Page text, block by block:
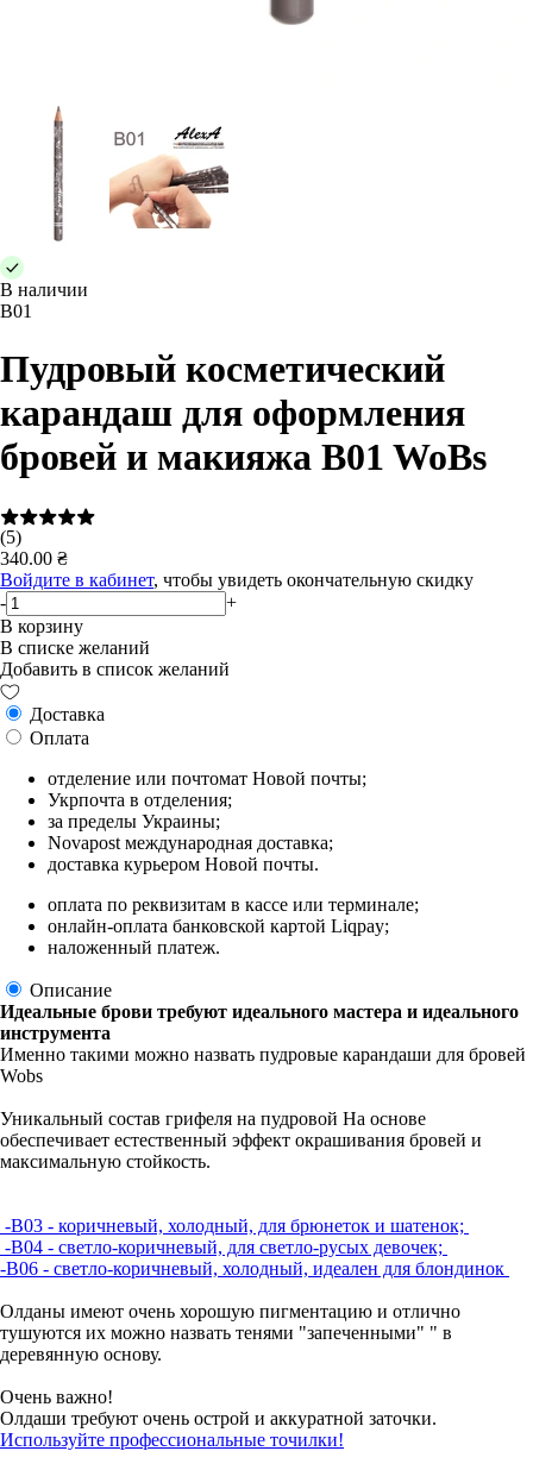
В наличии
B01
Пудровый косметический
карандаш для оформления
бровей и макияжа B01 WoBs
(5)
340.00 ₴
Войдите в кабинет, чтобы увидеть окончательную скидку
-
+
В корзину
В списке желаний
Добавить в список желаний
Доставка
Оплата
отделение или почтомат Новой почты;
Укрпочта в отделения;
за пределы Украины;
Novapost международная доставка;
доставка курьером Новой почты.
оплата по реквизитам в кассе или терминале;
онлайн-оплата банковской картой Liqpay;
наложенный платеж.
Описание
Идеальные брови требуют идеального мастера и идеального
инструмента
Именно такими можно назвать пудровые карандаши для бровей
Wobs
Уникальный состав грифеля на пудровой На основе
обеспечивает естественный эффект окрашивания бровей и
максимальную стойкость.
-В03 - коричневый, холодный, для брюнеток и шатенок;
-В04 - светло-коричневый, для светло-русых девочек;
-В06 - светло-коричневый, холодный, идеален для блондинок
Олданы имеют очень хорошую пигментацию и отлично
тушуются их можно назвать тенями "запеченными" " в
деревянную основу.
Очень важно!
Используйте профессиональные точилки!